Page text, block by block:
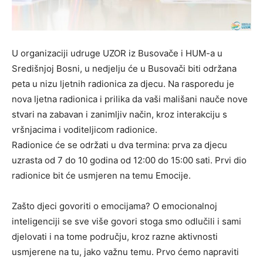
U organizaciji udruge UZOR iz Busovače i HUM-a u
Središnjoj Bosni, u nedjelju će u Busovači biti održana
peta u nizu ljetnih radionica za djecu. Na rasporedu je
nova ljetna radionica i prilika da vaši mališani nauče nove
stvari na zabavan i zanimljiv način, kroz interakciju s
vršnjacima i voditeljicom radionice.
Radionice će se održati u dva termina: prva za djecu
uzrasta od 7 do 10 godina od 12:00 do 15:00 sati. Prvi dio
radionice bit će usmjeren na temu Emocije.
Zašto djeci govoriti o emocijama? O emocionalnoj
inteligenciji se sve više govori stoga smo odlučili i sami
djelovati i na tome području, kroz razne aktivnosti
usmjerene na tu, jako važnu temu. Prvo ćemo napraviti